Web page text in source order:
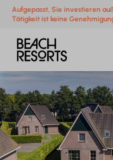
Aufgepasst, Sie investieren
Tätigkeit ist keine